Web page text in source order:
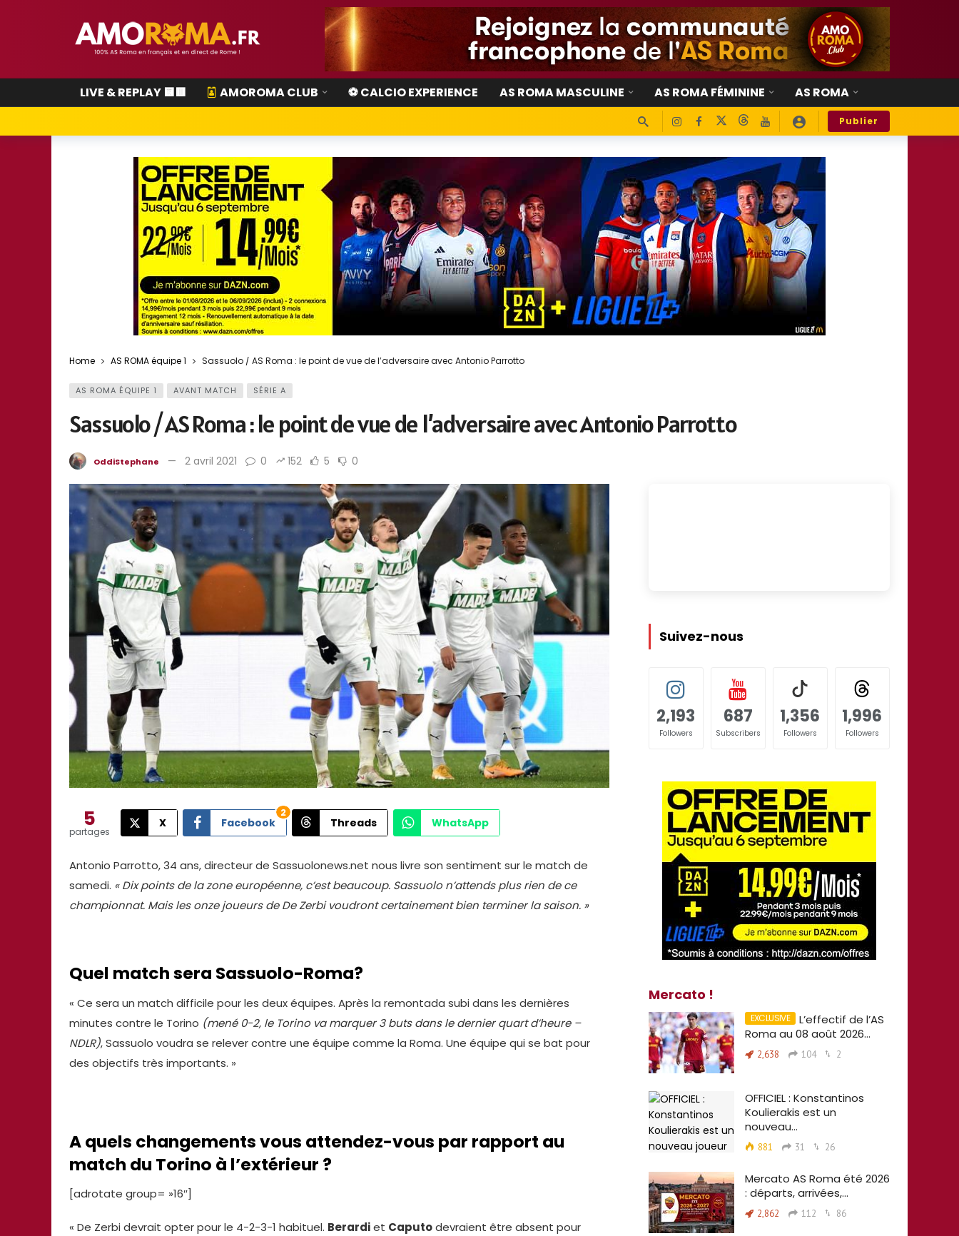
LIVE & REPLAY 🟨🟥 AMOROMA CLUB ⚽ CALCIO EXPERIENCE AS ROMA MASCULINE AS ROMA FÉMININE AS ROMA
Publier
Home AS ROMA équipe 1 Sassuolo / AS Roma : le point de vue de l’adversaire avec Antonio Parrotto
AS ROMA ÉQUIPE 1 AVANT MATCH SÉRIE A
Sassuolo / AS Roma : le point de vue de l’adversaire avec Antonio Parrotto
OddiStephane 2 avril 2021 0 152 5 0
5
partages
X Facebook
2
Threads WhatsApp
Antonio Parrotto, 34 ans, directeur de Sassuolonews.net nous livre son sentiment sur le match de
samedi. « Dix points de la zone européenne, c’est beaucoup. Sassuolo n’attends plus rien de ce
championnat. Mais les onze joueurs de De Zerbi voudront certainement bien terminer la saison. »
Quel match sera Sassuolo-Roma?
« Ce sera un match difficile pour les deux équipes. Après la remontada subi dans les dernières
minutes contre le Torino (mené 0-2, le Torino va marquer 3 buts dans le dernier quart d’heure –
NDLR), Sassuolo voudra se relever contre une équipe comme la Roma. Une équipe qui se bat pour
des objectifs très importants. »
A quels changements vous attendez-vous par rapport au
match du Torino à l’extérieur ?
[adrotate group= »16″]
« De Zerbi devrait opter pour le 4-2-3-1 habituel. Berardiet Caputodevraient être absent pour
Suivez-nous
2,193
Followers
687
Subscribers
1,356
Followers
1,996
Followers
Mercato !
L’effectif de l’AS
Roma au 08 août 2026…
2,638 104 2
OFFICIEL : Konstantinos
Koulierakis est un
nouveau…
881 31 26
Mercato AS Roma été 2026
: départs, arrivées,…
2,862 112 86